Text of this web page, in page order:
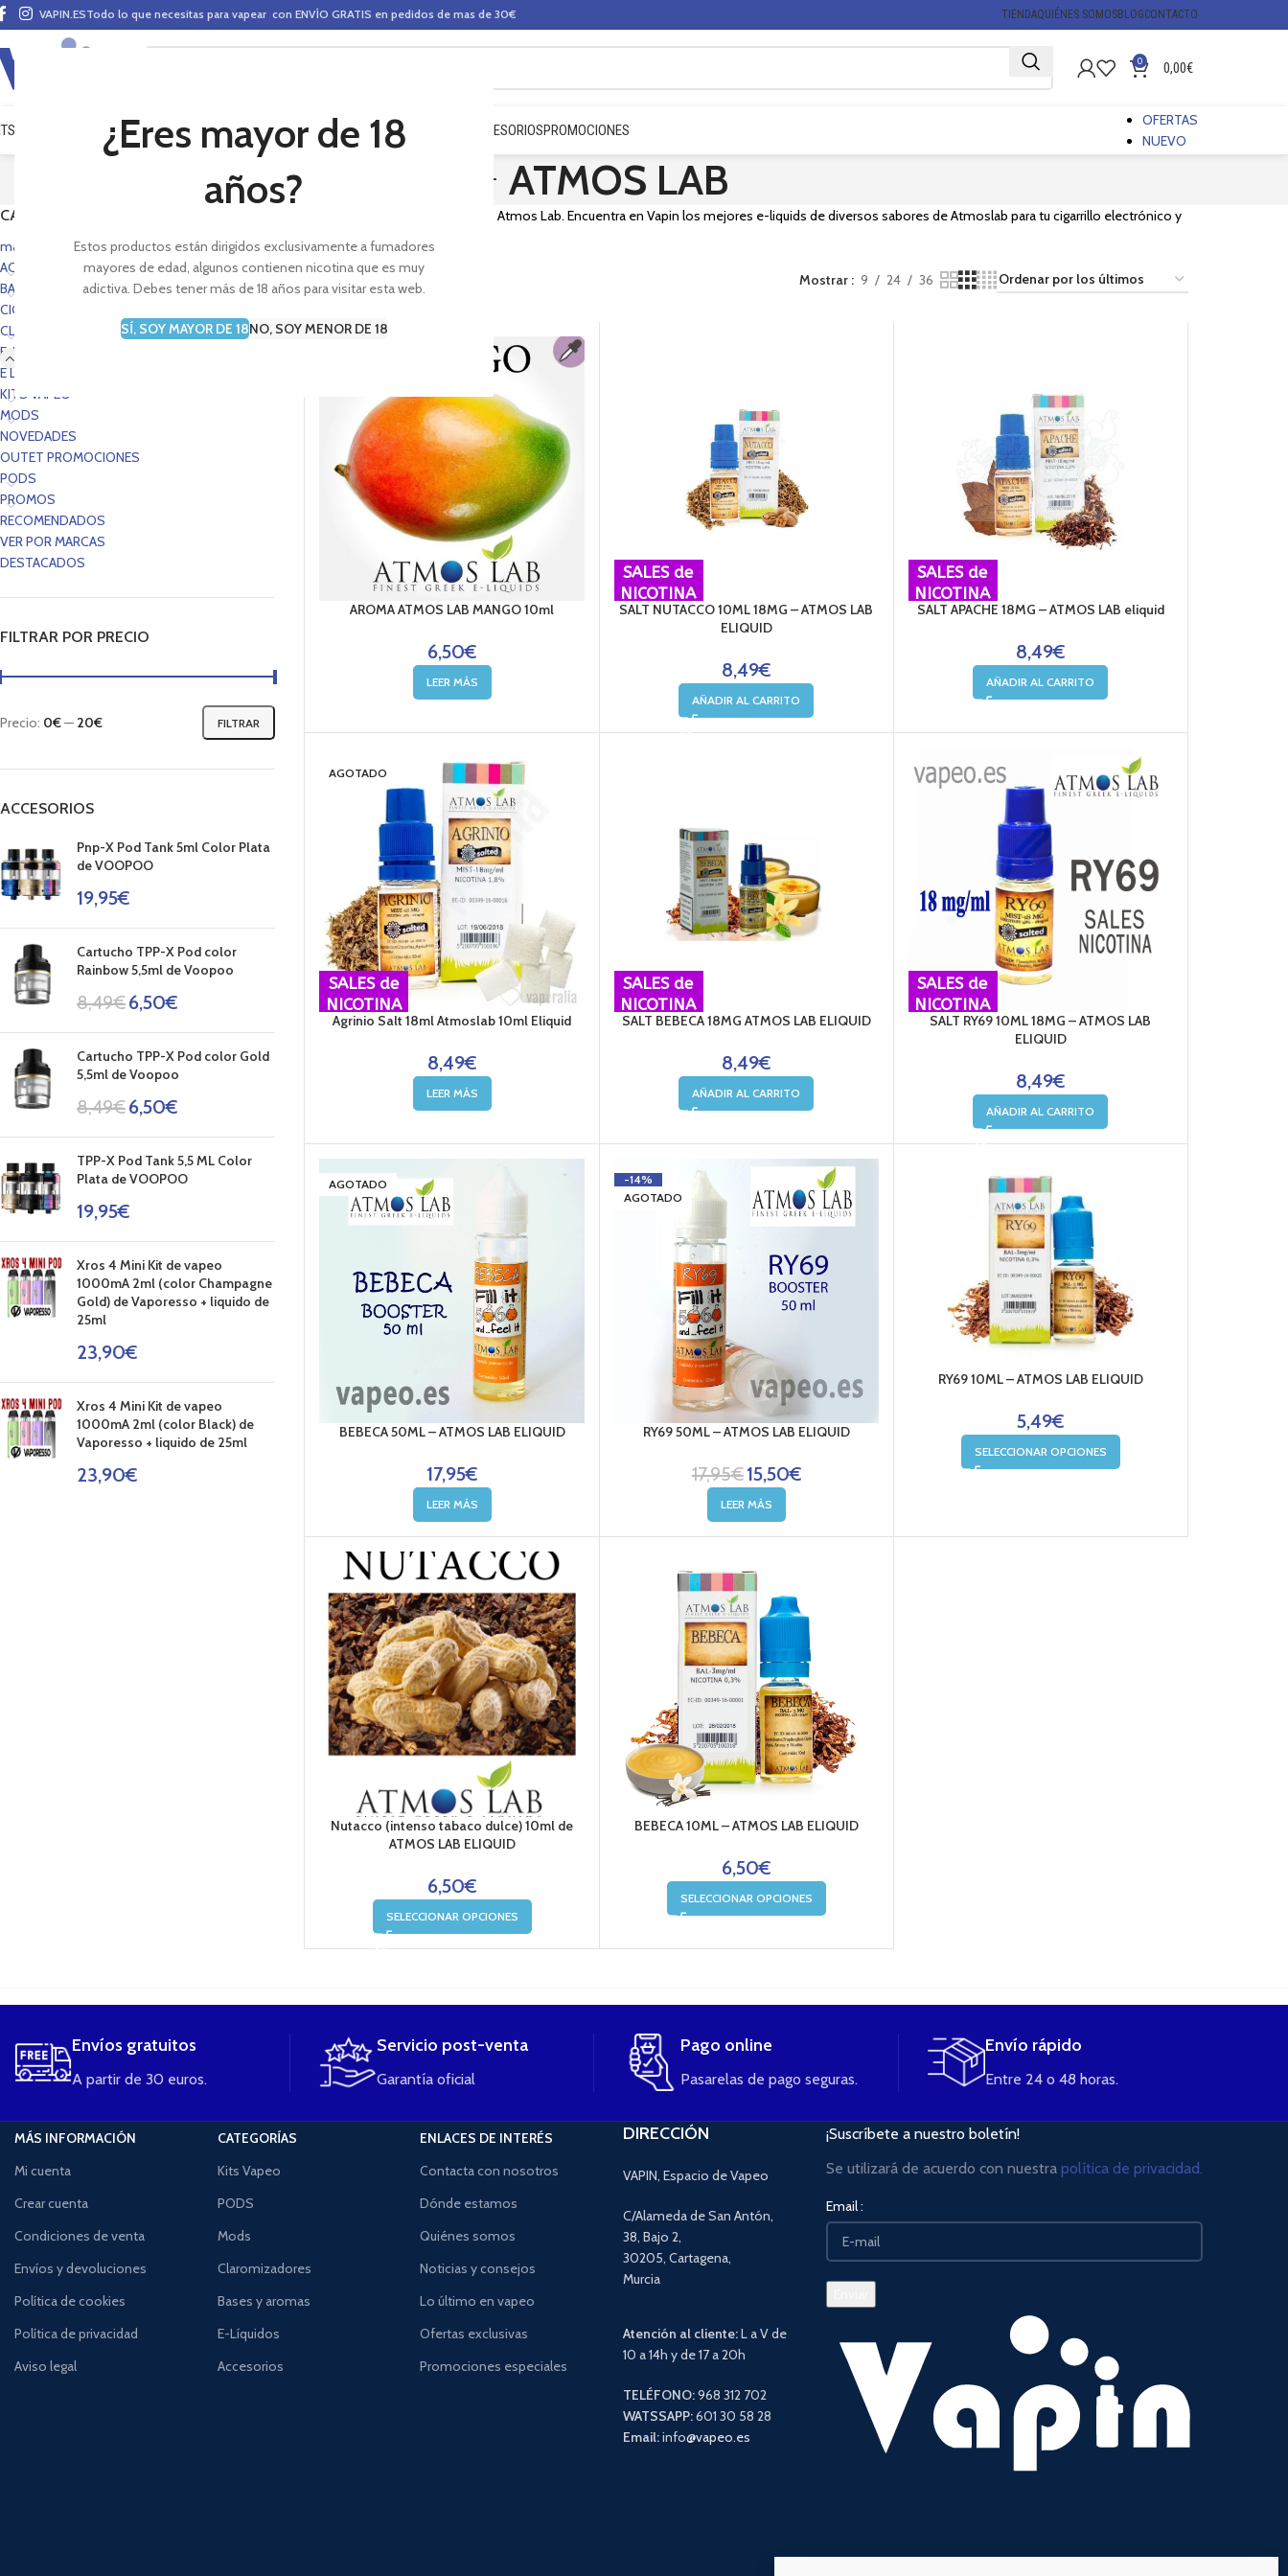
¿Eres mayor de 18
años?
Estos productos están dirigidos exclusivamente a fumadores
mayores de edad, algunos contienen nicotina que es muy
adictiva. Debes tener más de 18 años para visitar esta web.
SÍ, SOY MAYOR DE 18NO, SOY MENOR DE 18
VAPIN.ESTodo lo que necesitas para vapear con ENVÍO GRATIS en pedidos de mas de 30€ TIENDAQUIÉNES SOMOSBLOGCONTACTO
0 0,00€
VAPEO MODS CLAROMIZADORES BASES Y AROMAS (ALQUIMIA) ACCESORIOSPROMOCIONES
OFERTAS
NUEVO
ATMOS LAB
CATEGORÍAS
mas vendidos portada
ACCESORIOS
BASES Y AROMAS
CIG. E-PEN STYLE
CLAROMIZADORES
E-LÍQUIDOS
E LIQUIDS PORTADA
KITS VAPEO
MODS
NOVEDADES
OUTET PROMOCIONES
PODS
PROMOS
RECOMENDADOS
VER POR MARCAS
DESTACADOS
FILTRAR POR PRECIO
FILTRAR
Precio: 0€— 20€
ACCESORIOS
Pnp-X Pod Tank 5ml Color Plata
de VOOPOO
19,95€
Cartucho TPP-X Pod color
Rainbow 5,5ml de Voopoo
8,49€6,50€
Cartucho TPP-X Pod color Gold
5,5ml de Voopoo
8,49€6,50€
TPP-X Pod Tank 5,5 ML Color
Plata de VOOPOO
19,95€
Xros 4 Mini Kit de vapeo
1000mA 2ml (color Champagne
Gold) de Vaporesso + liquido de
25ml
23,90€
Xros 4 Mini Kit de vapeo
1000mA 2ml (color Black) de
Vaporesso + liquido de 25ml
23,90€
Sección de la marca de e-liquids Atmos Lab. Encuentra en Vapin los mejores e-liquids de diversos sabores de Atmoslab para tu cigarrillo electrónico y
disfruta de tu vapeo.
Mostrar 9 24 36
AROMA ATMOS LAB MANGO 10ml
6,50€
LEER MÁS
SALES de
NICOTINA
SALT NUTACCO 10ML 18MG – ATMOS LAB
ELIQUID
8,49€
AÑADIR AL CARRITO
SALES de
NICOTINA
SALT APACHE 18MG – ATMOS LAB eliquid
8,49€
AÑADIR AL CARRITO
AGOTADO
SALES de
NICOTINA
Agrinio Salt 18ml Atmoslab 10ml Eliquid
8,49€
LEER MÁS
SALES de
NICOTINA
SALT BEBECA 18MG ATMOS LAB ELIQUID
8,49€
AÑADIR AL CARRITO
SALES de
NICOTINA
SALT RY69 10ML 18MG – ATMOS LAB
ELIQUID
8,49€
AÑADIR AL CARRITO
AGOTADO
BEBECA 50ML – ATMOS LAB ELIQUID
17,95€
LEER MÁS
-14%
AGOTADO
RY69 50ML – ATMOS LAB ELIQUID
17,95€15,50€
LEER MÁS
RY69 10ML – ATMOS LAB ELIQUID
5,49€
SELECCIONAR OPCIONES
Nutacco (intenso tabaco dulce) 10ml de
ATMOS LAB ELIQUID
6,50€
SELECCIONAR OPCIONES
BEBECA 10ML – ATMOS LAB ELIQUID
6,50€
SELECCIONAR OPCIONES
Envíos gratuitos
A partir de 30 euros.
Servicio post-venta
Garantía oficial
Pago online
Pasarelas de pago seguras.
Envío rápido
Entre 24 o 48 horas.
MÁS INFORMACIÓN
Mi cuenta
Crear cuenta
Condiciones de venta
Envíos y devoluciones
Política de cookies
Política de privacidad
Aviso legal
CATEGORÍAS
Kits Vapeo
PODS
Mods
Claromizadores
Bases y aromas
E-Líquidos
Accesorios
ENLACES DE INTERÉS
Contacta con nosotros
Dónde estamos
Quiénes somos
Noticias y consejos
Lo último en vapeo
Ofertas exclusivas
Promociones especiales
DIRECCIÓN
VAPIN, Espacio de Vapeo
C/Alameda de San Antón,
38, Bajo 2,
30205, Cartagena,
Murcia
Atención al cliente:L a V de
10 a 14h y de 17 a 20h
TELÉFONO:968 312 702
WATSSAPP:601 30 58 28
Email:info@vapeo.es
¡Suscríbete a nuestro boletín!
Se utilizará de acuerdo con nuestra política de privacidad.
Email :